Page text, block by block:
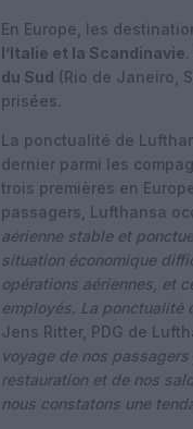
En Europe, les
l’Italie et la Scandinavie
du Sud (Rio de Janeiro,
prisées.
La ponctualité de
dernier parmi les
trois premières en
passagers, Lufthansa
aérienne stable et
situation économique
opérations aériennes, et
employés. La ponctualité
Jens Ritter, PDG de
voyage de nos
restauration et de nos
nous constatons une